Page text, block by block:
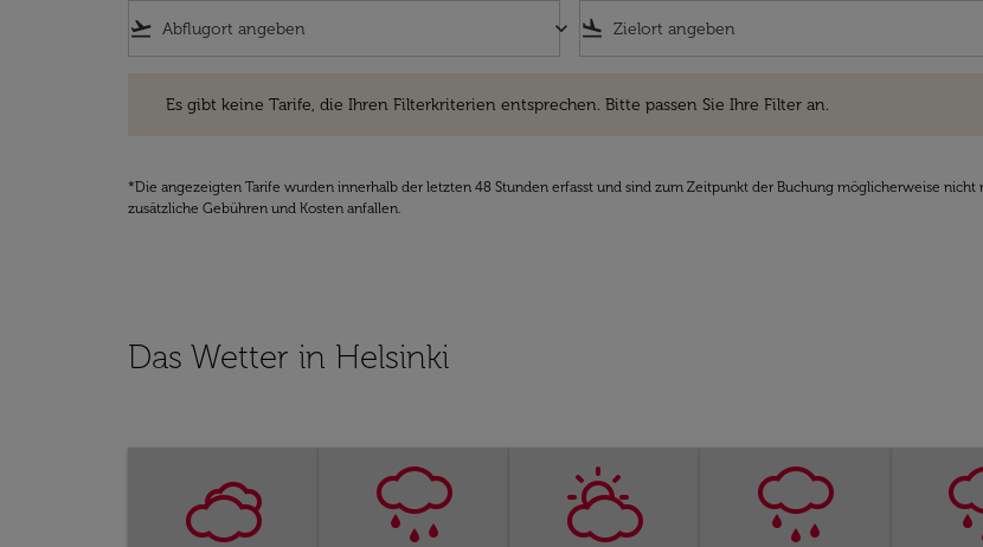
flight_takeoff keyboard_arrow_down flight_land
Es gibt keine Tarife, die Ihren Filterkriterien entsprechen. Bitte passen Sie Ihre Filter an.
*Die angezeigten Tarife wurden innerhalb der letzten 48 Stunden erfasst und sind zum Zeitpunkt der Buchung möglicherweise
zusätzliche Gebühren und Kosten anfallen.
Das Wetter in Helsinki